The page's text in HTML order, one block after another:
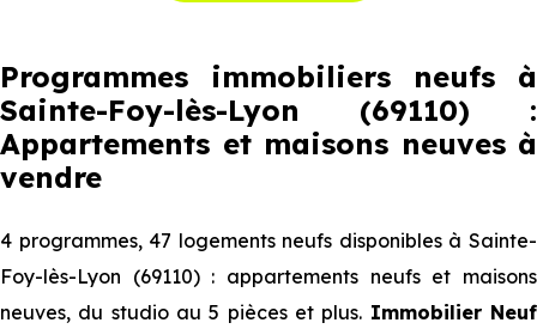
Programmes immobiliers neufs à
Sainte-Foy-lès-Lyon (69110) :
Appartements et maisons neuves à
vendre
4 programmes, 47 logements neufs disponibles à Sainte-
Foy-lès-Lyon (69110) : appartements neufs et maisons
neuves, du studio au 5 pièces et plus. Immobilier Neuf